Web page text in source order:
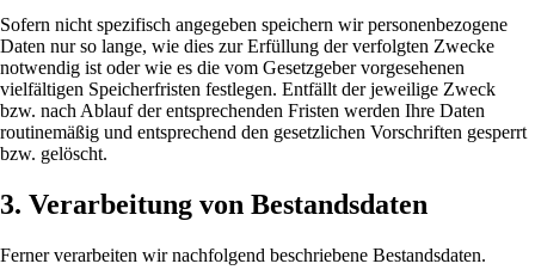
Sofern nicht spezifisch angegeben speichern wir personenbezogene
Daten nur so lange, wie dies zur Erfüllung der verfolgten Zwecke
notwendig ist oder wie es die vom Gesetzgeber vorgesehenen
vielfältigen Speicherfristen festlegen. Entfällt der jeweilige Zweck
bzw. nach Ablauf der entsprechenden Fristen werden Ihre Daten
routinemäßig und entsprechend den gesetzlichen Vorschriften gesperrt
bzw. gelöscht.
3. Verarbeitung von Bestandsdaten
Ferner verarbeiten wir nachfolgend beschriebene Bestandsdaten.